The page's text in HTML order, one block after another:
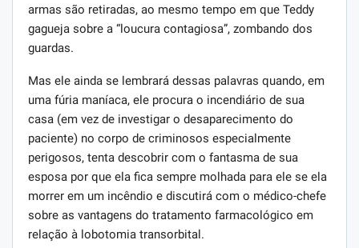
armas são retiradas, ao mesmo tempo em que Teddy
gagueja sobre a “loucura contagiosa”, zombando dos
guardas.
Mas ele ainda se lembrará dessas palavras quando, em
uma fúria maníaca, ele procura o incendiário de sua
casa (em vez de investigar o desaparecimento do
paciente) no corpo de criminosos especialmente
perigosos, tenta descobrir com o fantasma de sua
esposa por que ela fica sempre molhada para ele se ela
morrer em um incêndio e discutirá com o médico-chefe
sobre as vantagens do tratamento farmacológico em
relação à lobotomia transorbital.